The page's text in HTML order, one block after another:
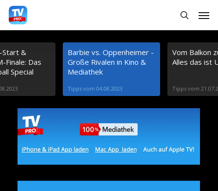
i
p
t
o
search
Menu
Start &
Finale: Das
Special
Barbie vs. Oppenheimer -
Große Rivalen in Kino &
Mediathek
Tipps vom 04.08.2023
Vom Balkon
Alles das ist
Tipps vom